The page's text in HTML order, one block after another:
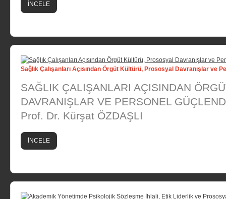
İNCELE
Sağlık Çalışanları Açısından Örgüt Kültürü, Prososyal Davranışlar ve
SAĞLIK ÇALIŞANLARI AÇISINDAN
DAVRANIŞLAR VE PERSONEL
Prof. Dr. Kürşat ÖZDAŞLI
İNCELE